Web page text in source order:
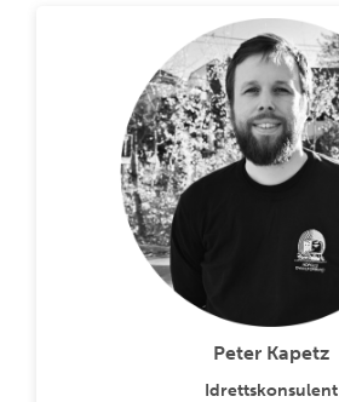
Peter Kapetz
Idrettskonsulent